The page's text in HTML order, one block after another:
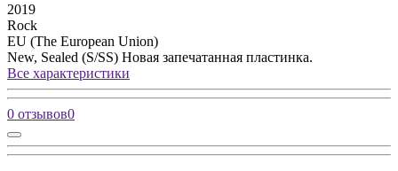
2019
Rock
EU (The European Union)
New, Sealed (S/SS) Новая запечатанная пластинка.
Все характеристики
0 отзывов0